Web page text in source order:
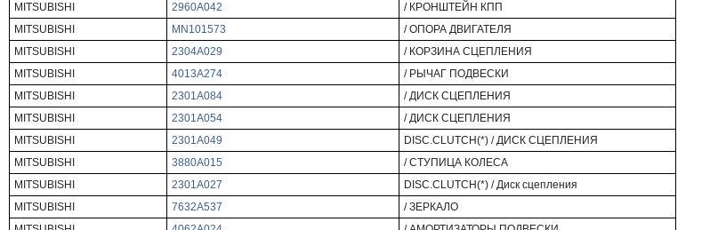
MITSUBISHI
2960A042
/ КРОНШТЕЙН КПП
MITSUBISHI
MN101573
/ ОПОРА ДВИГАТЕЛЯ
MITSUBISHI
2304A029
/ КОРЗИНА СЦЕПЛЕНИЯ
MITSUBISHI
4013A274
/ РЫЧАГ ПОДВЕСКИ
MITSUBISHI
2301A084
/ ДИСК СЦЕПЛЕНИЯ
MITSUBISHI
2301A054
/ ДИСК СЦЕПЛЕНИЯ
MITSUBISHI
2301A049
DISC.CLUTCH(*) / ДИСК СЦЕПЛЕНИЯ
MITSUBISHI
3880A015
/ СТУПИЦА КОЛЕСА
MITSUBISHI
2301A027
DISC.CLUTCH(*) / Диск сцепления
MITSUBISHI
7632A537
/ ЗЕРКАЛО